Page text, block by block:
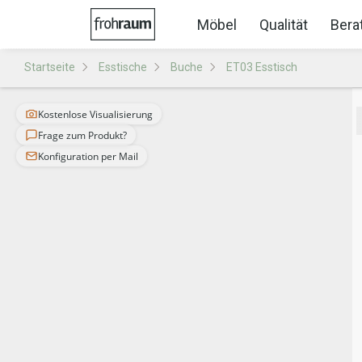
Möbel Qualität
Startseite Esstische Buche ET03 Esstisch
Kostenlose Visualisierung
Frage zum Produkt?
Konfiguration per Mail